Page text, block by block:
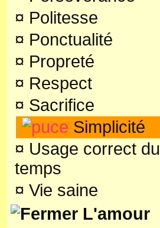
¤ Politesse
¤ Ponctualité
¤ Propreté
¤ Respect
¤ Sacrifice
Simplicité
¤ Usage correct du
temps
¤ Vie saine
L'amour